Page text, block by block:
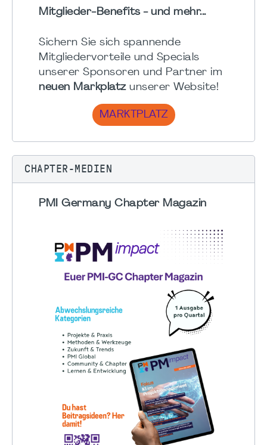
Mitglieder-Benefits - und mehr...
Sichern Sie sich spannende
Mitgliedervorteile und Specials
unserer Sponsoren und Partner im
neuen Markplatzunserer Website!
MARKTPLATZ
CHAPTER-MEDIEN
PMI Germany Chapter Magazin